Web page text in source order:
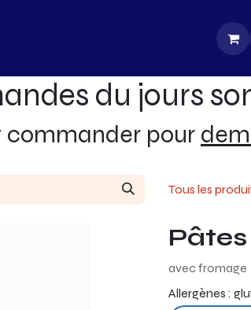
du jours
commander pour
Tous les
avec fromage
Allergènes :